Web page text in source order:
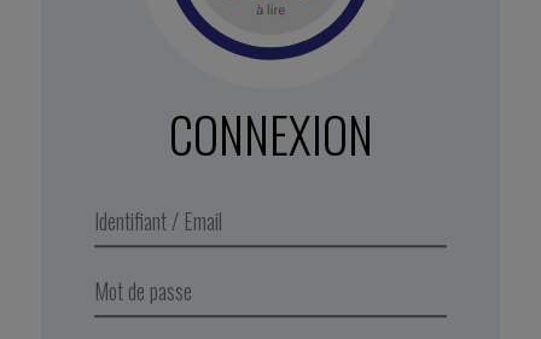
Selon « The ADPRI’s Global Study of
Engagement », une étude réalisée par l’ADP
salariés dans19 pays.
Extrait de Business Digest N°298, juillet-
août 2019
CONNEXION